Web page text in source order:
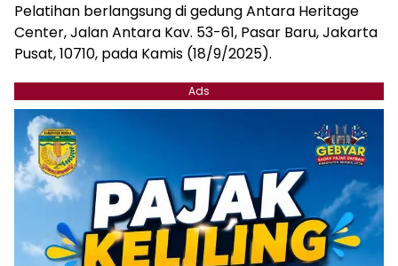
Pelatihan berlangsung di gedung Antara Heritage
Center, Jalan Antara Kav. 53-61, Pasar Baru, Jakarta
Pusat, 10710, pada Kamis (18/9/2025).
Ads